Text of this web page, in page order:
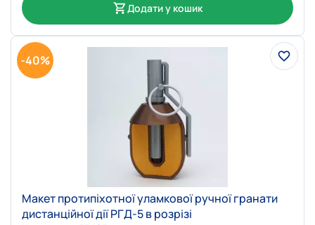
Додати у кошик
-40%
Макет протипіхотної уламкової ручної гранати
дистанційної дії РГД-5 в розрізі